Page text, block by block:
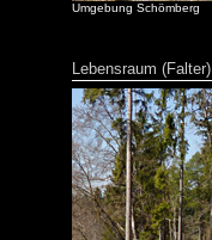
Umgebung Schömberg
Lebensraum (Falter)